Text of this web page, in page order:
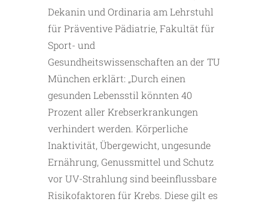
Dekanin und Ordinaria am Lehrstuhl
für Präventive Pädiatrie, Fakultät für
Sport- und
Gesundheitswissenschaften an der TU
München erklärt: „Durch einen
gesunden Lebensstil könnten 40
Prozent aller Krebserkrankungen
verhindert werden. Körperliche
Inaktivität, Übergewicht, ungesunde
Ernährung, Genussmittel und Schutz
vor UV-Strahlung sind beeinflussbare
Risikofaktoren für Krebs. Diese gilt es